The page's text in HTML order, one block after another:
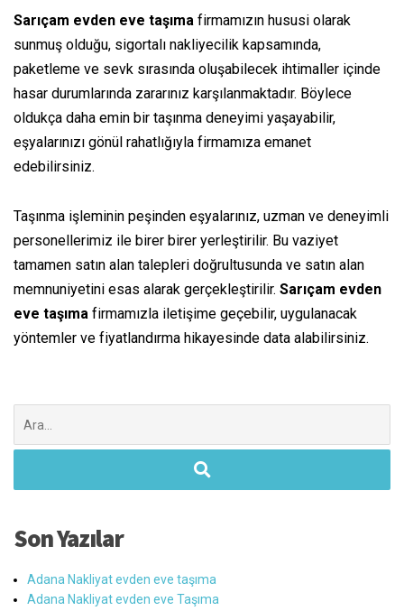
Sarıçam evden eve taşıma firmamızın hususi olarak
sunmuş olduğu, sigortalı nakliyecilik kapsamında,
paketleme ve sevk sırasında oluşabilecek ihtimaller içinde
hasar durumlarında zararınız karşılanmaktadır. Böylece
oldukça daha emin bir taşınma deneyimi yaşayabilir,
eşyalarınızı gönül rahatlığıyla firmamıza emanet
edebilirsiniz.
Taşınma işleminin peşinden eşyalarınız, uzman ve deneyimli
personellerimiz ile birer birer yerleştirilir. Bu vaziyet
tamamen satın alan talepleri doğrultusunda ve satın alan
memnuniyetini esas alarak gerçekleştirilir. Sarıçam evden
eve taşıma firmamızla iletişime geçebilir, uygulanacak
yöntemler ve fiyatlandırma hikayesinde data alabilirsiniz.
ara:
Son Yazılar
Adana Nakliyat evden eve taşıma
Adana Nakliyat evden eve Taşıma